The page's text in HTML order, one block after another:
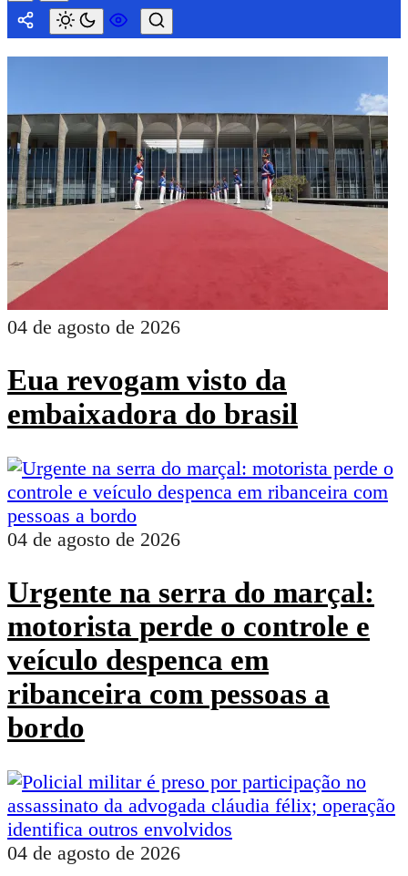
04 de agosto de 2026
Eua revogam visto da
embaixadora do brasil
04 de agosto de 2026
Urgente na serra do marçal:
motorista perde o controle e
veículo despenca em
ribanceira com pessoas a
bordo
04 de agosto de 2026